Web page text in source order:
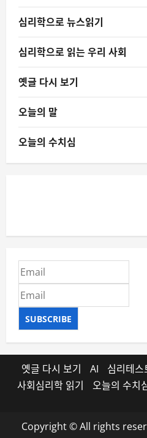
심리학으로 뉴스읽기
심리학으로 읽는 우리 사회
옛글 다시 보기
오늘의 말
오늘의 수치심
SUBSCRIBE
옛글 다시 보기 AI 심리테스
사회심리학 읽기
오늘의 수치
Copyright © All rights